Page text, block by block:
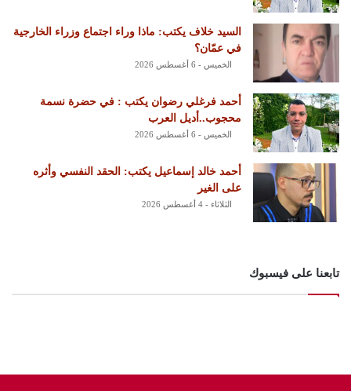
السيد خلاف يكتب: ماذا وراء اجتماع وزراء الخارجية
في عمّان؟
الخميس - 6 أغسطس 2026
أحمد فرغلي رضوان يكتب : في حضرة نسمة
محجوب..أديل العرب
الخميس - 6 أغسطس 2026
أحمد خالد إسماعيل يكتب: الحقد النفسي وأثره
على الغير
الثلاثاء - 4 أغسطس 2026
تابعنا على فيسبوك